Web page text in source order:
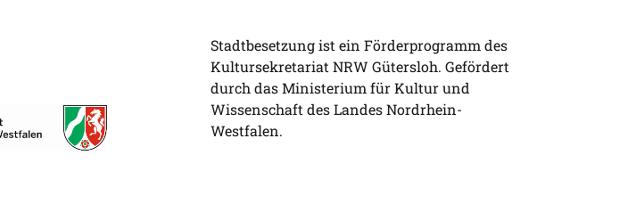
Stadtbesetzung ist ein Förderprogramm des
Kultursekretariat NRW Gütersloh. Gefördert
durch das Ministerium für Kultur und
Wissenschaft des Landes Nordrhein-
Westfalen.